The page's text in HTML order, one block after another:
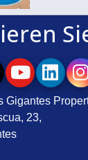
Gigantes
23,